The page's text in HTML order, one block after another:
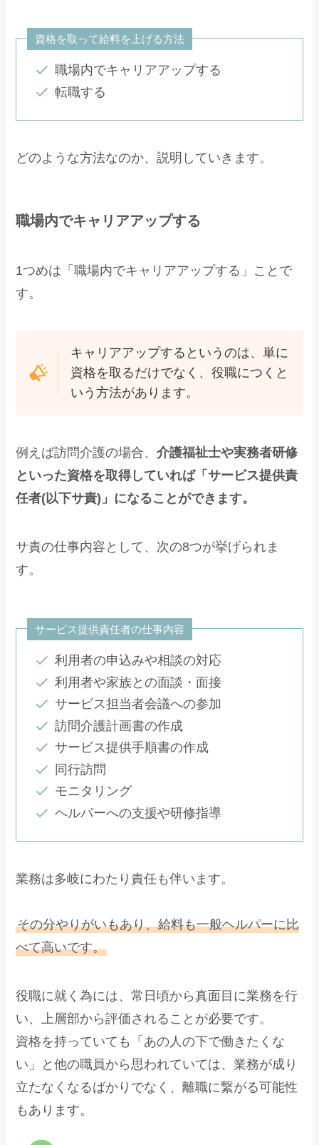
資格を取って給料を上げる方法
職場内でキャリアアップする
転職する
どのような方法なのか、説明していきます。
職場内でキャリアアップする
1つめは「職場内でキャリアアップする」ことで
す。
キャリアアップするというのは、単に
資格を取るだけでなく、役職につくと
いう方法があります。
例えば訪問介護の場合、介護福祉士や実務者研修
といった資格を取得していれば「サービス提供責
任者(以下サ責)」になることができます。
サ責の仕事内容として、次の8つが挙げられま
す。
サービス提供責任者の仕事内容
利用者の申込みや相談の対応
利用者や家族との面談・面接
サービス担当者会議への参加
訪問介護計画書の作成
サービス提供手順書の作成
同行訪問
モニタリング
ヘルパーへの支援や研修指導
業務は多岐にわたり責任も伴います。
その分やりがいもあり、給料も一般ヘルパーに比
べて高いです。
役職に就く為には、常日頃から真面目に業務を行
い、上層部から評価されることが必要です。
資格を持っていても「あの人の下で働きたくな
い」と他の職員から思われていては、業務が成り
立たなくなるばかりでなく、離職に繋がる可能性
もあります。